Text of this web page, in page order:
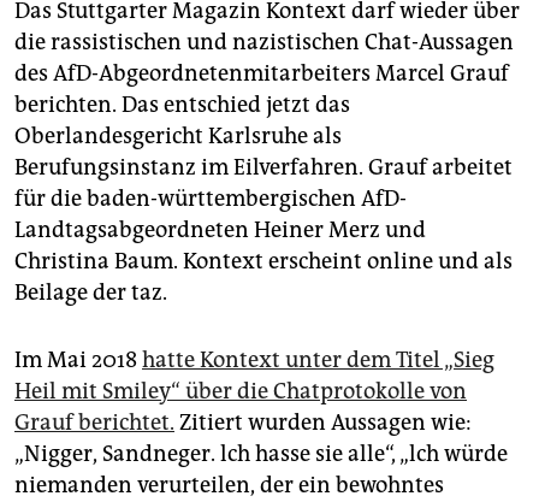
abo
genossenschaft
epaper login
Das Stuttgarter Magazin Kontext darf wieder über
die rassistischen und nazistischen Chat-Aussagen
des AfD-Abgeordnetenmitarbeiters Marcel Grauf
berichten. Das entschied jetzt das
Oberlandesgericht Karlsruhe als
Berufungsinstanz im Eilverfahren. Grauf arbeitet
für die baden-württembergischen AfD-
Landtagsabgeordneten Heiner Merz und
Christina Baum. Kontext erscheint online und als
Beilage der taz.
Im Mai 2018hatte Kontext unter dem Titel „Sieg
Heil mit Smiley“ über die Chatprotokolle von
Grauf berichtet. Zitiert wurden Aussagen wie:
„Nigger, Sandneger. lch hasse sie alle“, „lch würde
niemanden verurteilen, der ein bewohntes